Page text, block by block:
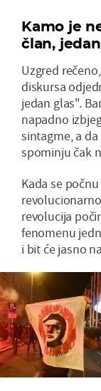
Kamo je
član,
Uzgred
diskursa
jedan glas".
napadno
sintagme, a
spominju čak
Kada se
revolucija
fenomenu
i bit će jasno